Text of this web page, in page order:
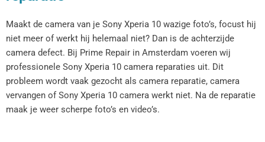
Maakt de camera van je Sony Xperia 10 wazige foto’s, focust hij
niet meer of werkt hij helemaal niet? Dan is de achterzijde
camera defect. Bij Prime Repair in Amsterdam voeren wij
professionele Sony Xperia 10 camera reparaties uit. Dit
probleem wordt vaak gezocht als camera reparatie, camera
vervangen of Sony Xperia 10 camera werkt niet. Na de reparatie
maak je weer scherpe foto’s en video’s.